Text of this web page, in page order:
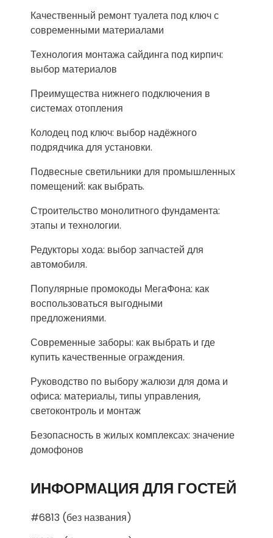
Качественный ремонт туалета под ключ с
современными материалами
Технология монтажа сайдинга под кирпич:
выбор материалов
Преимущества нижнего подключения в
системах отопления
Колодец под ключ: выбор надёжного
подрядчика для установки.
Подвесные светильники для промышленных
помещений: как выбрать.
Строительство монолитного фундамента:
этапы и технологии.
Редукторы хода: выбор запчастей для
автомобиля.
Популярные промокоды МегаФона: как
воспользоваться выгодными
предложениями.
Современные заборы: как выбрать и где
купить качественные ограждения.
Руководство по выбору жалюзи для дома и
офиса: материалы, типы управления,
светоконтроль и монтаж
Безопасность в жилых комплексах: значение
домофонов
ИНФОРМАЦИЯ ДЛЯ ГОСТЕЙ
#6813 (без названия)